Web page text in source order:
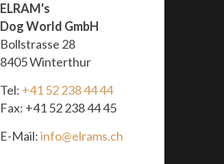
ELRAM's
Dog World GmbH
Bollstrasse 28
8405 Winterthur
Tel: +41 52 238 44 44
Fax: +41 52 238 44 45
E-Mail:info@elrams.ch